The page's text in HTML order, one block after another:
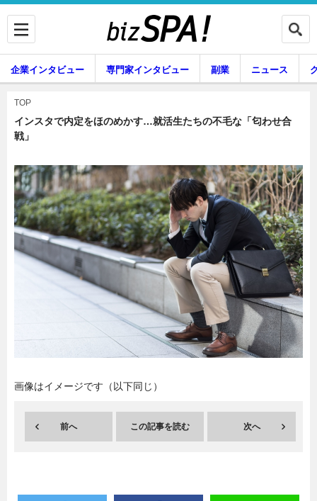
企業インタビュー 専門家インタビュー
副業 ニュース
グルメ スキル
エンタメ
企業インタビュー 専門家インタビュー 副業 ニュース
暮らし
TOP
インスタで内定をほのめかす…就活生たちの不毛な「匂わせ合
戦」
画像はイメージです（以下同じ）
前へ この記事を読む 次へ